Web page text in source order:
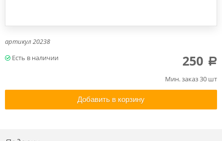
артикул20238
Мин. заказ 30 шт
250 a
Добавить в корзину